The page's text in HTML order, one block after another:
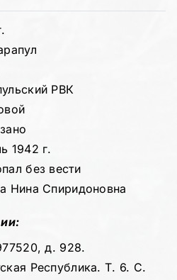
РВК
1942 г.
без вести
Нина Спиридоновна
д. 928.
Республика. Т. 6. С.